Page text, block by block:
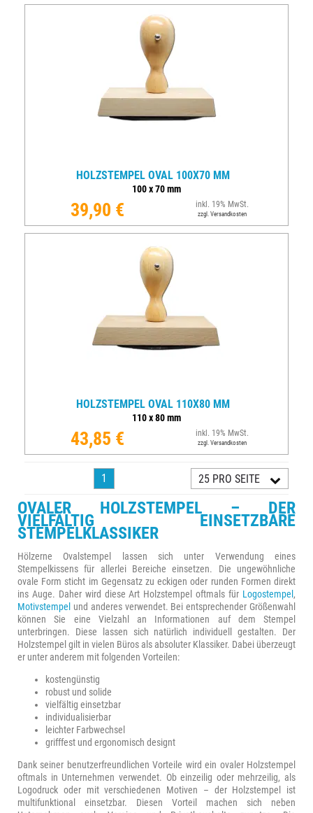
HOLZSTEMPEL OVAL 100X70 MM
100x70mm
39,90 € inkl. 19% MwSt.
zzgl. Versandkosten
HOLZSTEMPEL OVAL 110X80 MM
110x80mm
43,85 € inkl. 19% MwSt.
zzgl. Versandkosten
25 PRO SEITE
1
OVALER HOLZSTEMPEL – DER
VIELFÄLTIG EINSETZBARE
STEMPELKLASSIKER
Hölzerne Ovalstempel lassen sich unter Verwendung eines
Stempelkissens für allerlei Bereiche einsetzen. Die ungewöhnliche
ovale Form sticht im Gegensatz zu eckigen oder runden Formen direkt
ins Auge. Daher wird diese Art Holzstempel oftmals für Logostempel ,
Motivstempel und anderes verwendet. Bei entsprechender Größenwahl
können Sie eine Vielzahl an Informationen auf dem Stempel
unterbringen. Diese lassen sich natürlich individuell gestalten. Der
Holzstempel gilt in vielen Büros als absoluter Klassiker. Dabei überzeugt
er unter anderem mit folgenden Vorteilen:
kostengünstig
robust und solide
vielfältig einsetzbar
individualisierbar
leichter Farbwechsel
grifffest und ergonomisch designt
Dank seiner benutzerfreundlichen Vorteile wird ein ovaler Holzstempel
oftmals in Unternehmen verwendet. Ob einzeilig oder mehrzeilig, als
Logodruck oder mit verschiedenen Motiven – der Holzstempel ist
multifunktional einsetzbar. Diesen Vorteil machen sich neben